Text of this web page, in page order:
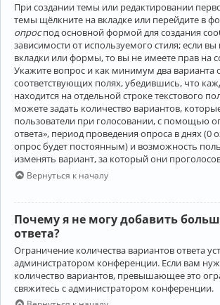
При создании темы или редактировании
темы щёлкните на вкладке или перейдите в
опроспод основной формой для создания
зависимости от используемого стиля; если вы
вкладки или формы, то вы не имеете прав на
Укажите вопрос и как минимум два варианта
соответствующих полях, убедившись, что
находится на отдельной строке текстового
можете задать количество вариантов,
пользователи при голосовании, с помощью
ответа», период проведения опроса в днях (0
опрос будет постоянным) и возможность
изменять вариант, за который они
Вернуться к началу
Почему я не могу добавить
ответа?
Ограничение количества вариантов ответа
администратором конференции. Если вам
количество вариантов, превышающее это
свяжитесь с администратором конференции.